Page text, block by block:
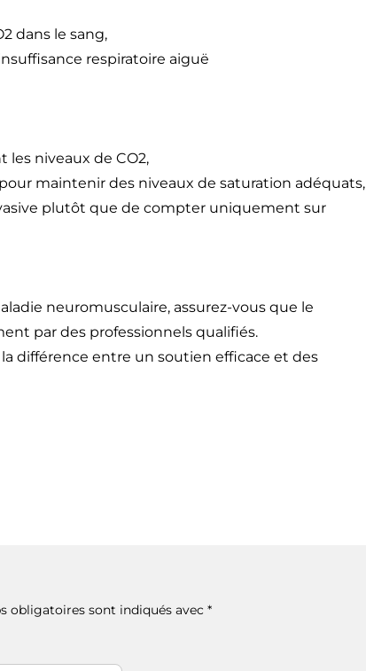
dans le sang,
respiratoire aiguë
les niveaux de CO2,
maintenir des niveaux de saturation adéquats,
plutôt que de compter uniquement sur
neuromusculaire, assurez-vous que le
par des professionnels qualifiés.
différence entre un soutien efficace et des
obligatoires sont indiqués avec *